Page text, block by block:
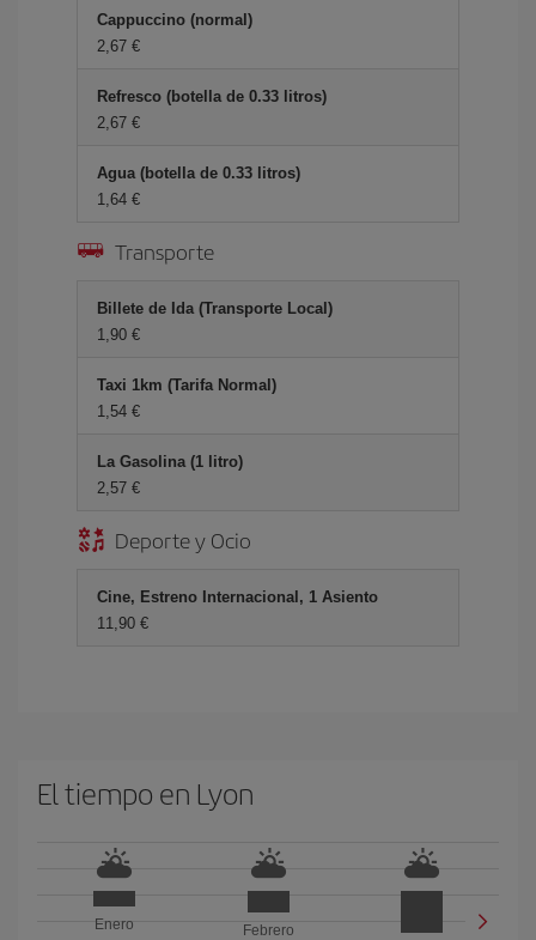
Cappuccino (normal)
2,67 €
Refresco (botella de 0.33 litros)
2,67 €
Agua (botella de 0.33 litros)
1,64 €
Transporte
Billete de Ida (Transporte Local)
1,90 €
Taxi 1km (Tarifa Normal)
1,54 €
La Gasolina (1 litro)
2,57 €
Deporte y Ocio
Cine, Estreno Internacional, 1 Asiento
11,90 €
El tiempo en Lyon
Enero
Febrero